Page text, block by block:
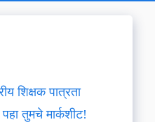
शिक्षक पात्रता
तुमचे मार्कशीट!